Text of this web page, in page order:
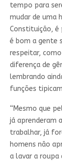
tempo para
mudar de uma
Constituição, é
é bom a gente
respeitar,
diferença de
lembrando
funções
“Mesmo que
já aprenderam
trabalhar, já
homens não
a lavar a roupa